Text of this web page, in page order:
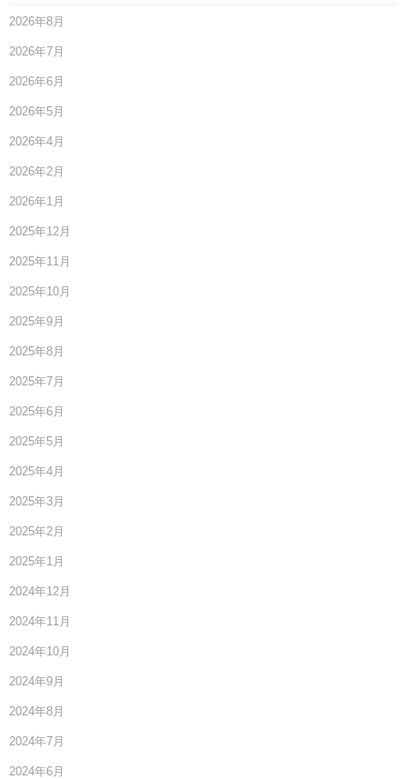
2026年8月
2026年7月
2026年6月
2026年5月
2026年4月
2026年2月
2026年1月
2025年12月
2025年11月
2025年10月
2025年9月
2025年8月
2025年7月
2025年6月
2025年5月
2025年4月
2025年3月
2025年2月
2025年1月
2024年12月
2024年11月
2024年10月
2024年9月
2024年8月
2024年7月
2024年6月